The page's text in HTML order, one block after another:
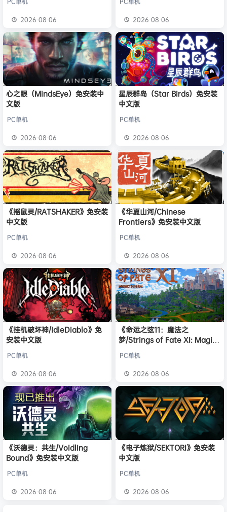
2026-08-06 2026-08-06
心之眼（MindsEye）免安装中
文版
PC单机
2026-08-06
星辰群岛（Star Birds）免安装
中文版
PC单机
2026-08-06
《摇鼠灵/RATSHAKER》免安装
中文版
PC单机
2026-08-06
《华夏山河/Chinese
Frontiers》免安装中文版
PC单机
2026-08-06
《挂机破坏神/IdleDiablo》免
安装中文版
PC单机
2026-08-06
《命运之弦11：魔法之
梦/Strings of Fate XI: Magic
PC单机
2026-08-06
《沃德灵：共生/Voidling
Bound》免安装中文版
PC单机
2026-08-06
《电子炼狱/SEKTORI》免安装
中文版
PC单机
2026-08-06